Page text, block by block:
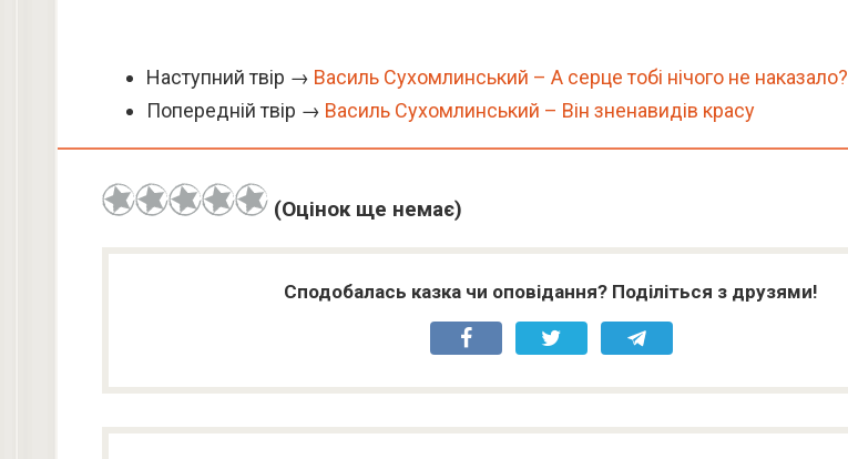
Наступний твір → Василь Сухомлинський – А серце тобі нічого не наказало?
Попередній твір → Василь Сухомлинський – Він зненавидів красу
(Оцінок ще немає)
Сподобалась казка чи оповідання? Поділіться з друзями!